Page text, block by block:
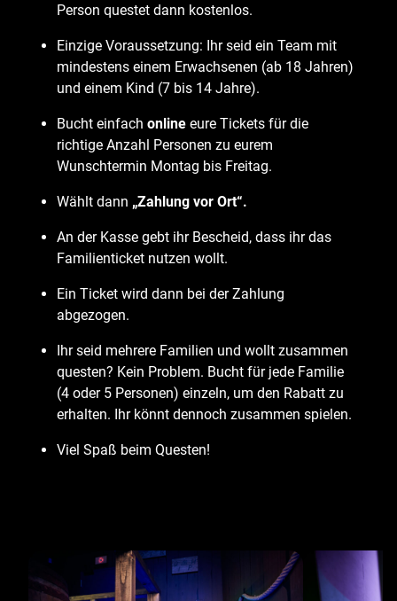
Person questet dann kostenlos.
Einzige Voraussetzung: Ihr seid ein Team mit
mindestens einem Erwachsenen (ab 18 Jahren)
und einem Kind (7 bis 14 Jahre).
Bucht einfach online eure Tickets für die
richtige Anzahl Personen zu eurem
Wunschtermin Montag bis Freitag.
Wählt dann „Zahlung vor Ort“.
An der Kasse gebt ihr Bescheid, dass ihr das
Familienticket nutzen wollt.
Ein Ticket wird dann bei der Zahlung
abgezogen.
Ihr seid mehrere Familien und wollt zusammen
questen? Kein Problem. Bucht für jede Familie
(4 oder 5 Personen) einzeln, um den Rabatt zu
erhalten. Ihr könnt dennoch zusammen spielen.
Viel Spaß beim Questen!